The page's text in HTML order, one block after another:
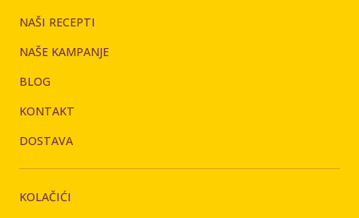
NAŠI RECEPTI
NAŠE KAMPANJE
BLOG
KONTAKT
DOSTAVA
KOLAČIĆI